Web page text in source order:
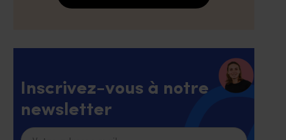
Inscrivez-vous à notre
newsletter